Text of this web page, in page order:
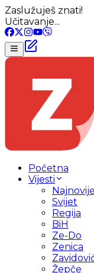
Zaslužuješ znati!
Učitavanje...
Početna
Vijesti
Najnovije
Svijet
Regija
BiH
Ze-Do
Zenica
Žepče